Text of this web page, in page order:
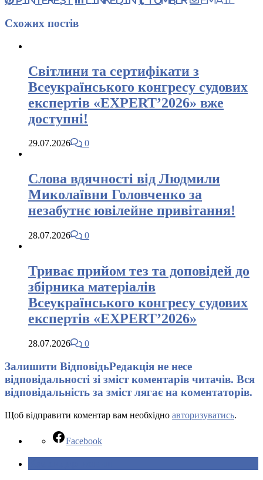
Схожих постів
Світлини та сертифікати з
Всеукраїнського конгресу судових
експертів «EXPERT’2026» вже
доступні!
29.07.2026 0
Слова вдячності від Людмили
Миколаївни Головченко за
незабутнє ювілейне привітання!
28.07.2026 0
Триває прийом тез та доповідей до
збірника матеріалів
Всеукраїнського конгресу судових
експертів «EXPERT’2026»
28.07.2026 0
Залишити ВідповідьРедакція не несе
відповідальності зі зміст коментарів читачів. Вся
відповідальність за зміст лягає на коментаторів.
Щоб відправити коментар вам необхідно авторизуватись.
Facebook